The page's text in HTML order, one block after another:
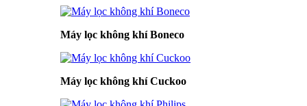
Máy lọc không khí Boneco
Máy lọc không khí Cuckoo